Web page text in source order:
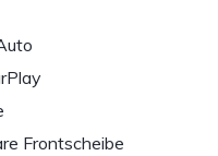
Frontscheibe